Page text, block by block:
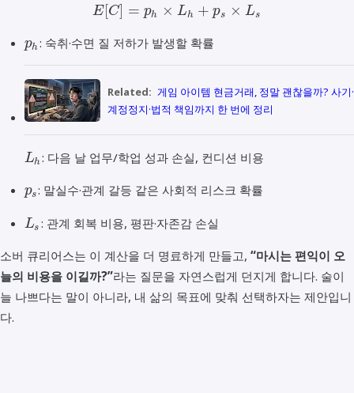
E[C] = ph × Lh + ps × Ls
ph: 숙취·수면 질 저하가 발생할 확률
Related: 게임 아이템 현금거래, 정말 괜찮을까? 사기·
계정정지·법적 책임까지 한 번에 정리
Lh: 다음 날 업무/학업 성과 손실, 컨디션 비용
ps: 말실수·관계 갈등 같은 사회적 리스크 확률
Ls : 관계 회복 비용, 평판·자존감 손실
소버 큐리어스는 이 계산을 더 명료하게 만들고, “마시는 편익이 오
늘의 비용을 이길까?”라는 질문을 자연스럽게 던지게 합니다. 술이
늘 나쁘다는 말이 아니라, 내 삶의 목표에 맞춰 선택하자는 제안입니
다.